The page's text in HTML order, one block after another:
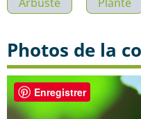
Photos de la
Enregistrer